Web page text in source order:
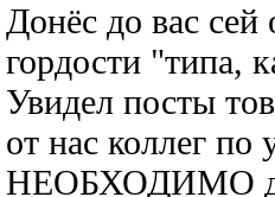
Донёс до вас сей
гордости "типа,
Увидел посты
от нас коллег
НЕОБХОДИМО